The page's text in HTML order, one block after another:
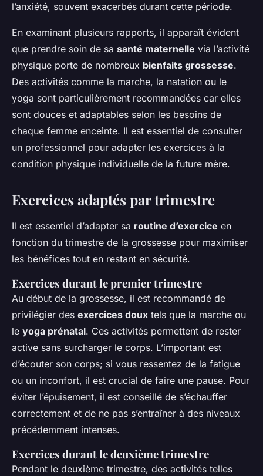
l’anxiété, souvent exacerbés durant cette période.
En examinant plusieurs rapports, il apparaît évident
que prendre soin de sa santé maternelle via l’activité
physique porte de nombreux bienfaits grossesse.
Des activités comme la marche, la natation ou le
yoga sont particulièrement recommandées car elles
sont douces et adaptables selon les besoins de
chaque femme enceinte. Il est essentiel de consulter
un professionnel pour adapter les exercices à la
condition physique individuelle de la future mère.
Exercices adaptés par trimestre
Il est essentiel d’adapter sa routine d’exercice en
fonction du trimestre de la grossesse pour maximiser
les bénéfices tout en restant en sécurité.
Exercices durant le premier trimestre
Au début de la grossesse, il est recommandé de
privilégier des exercices doux tels que la marche ou
le yoga prénatal. Ces activités permettent de rester
active sans surcharger le corps. L’important est
d’écouter son corps; si vous ressentez de la fatigue
ou un inconfort, il est crucial de faire une pause. Pour
éviter l’épuisement, il est conseillé de s’échauffer
correctement et de ne pas s’entraîner à des niveaux
précédemment intenses.
Exercices durant le deuxième trimestre
Pendant le deuxième trimestre, des activités telles